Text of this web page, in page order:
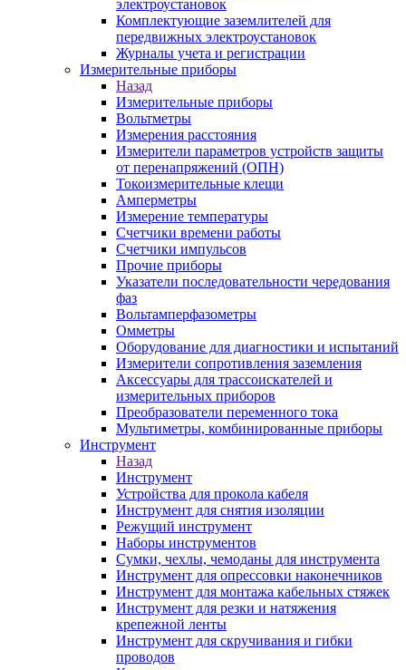
электроустановок
Комплектующие заземлителей для
передвижных электроустановок
Журналы учета и регистрации
Измерительные приборы
Назад
Измерительные приборы
Вольтметры
Измерения расстояния
Измерители параметров устройств защиты
от перенапряжений (ОПН)
Токоизмерительные клещи
Амперметры
Измерение температуры
Счетчики времени работы
Счетчики импульсов
Прочие приборы
Указатели последовательности чередования
фаз
Вольтамперфазометры
Омметры
Оборудование для диагностики и испытаний
Измерители сопротивления заземления
Аксессуары для трассоискателей и
измерительных приборов
Преобразователи переменного тока
Мультиметры, комбинированные приборы
Инструмент
Назад
Инструмент
Устройства для прокола кабеля
Инструмент для снятия изоляции
Режущий инструмент
Наборы инструментов
Сумки, чехлы, чемоданы для инструмента
Инструмент для опрессовки наконечников
Инструмент для монтажа кабельных стяжек
Инструмент для резки и натяжения
крепежной ленты
Инструмент для скручивания и гибки
проводов